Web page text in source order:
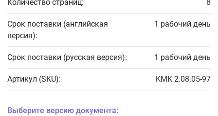
Количество страниц: 8
Срок поставки (английская
версия):
1 рабочий день
Срок поставки (русская версия): 1 рабочий день
Артикул (SKU): KMK 2.08.05-97
Выберите версию документа: